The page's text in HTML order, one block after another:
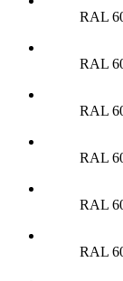
RAL
RAL
RAL
RAL
RAL
RAL